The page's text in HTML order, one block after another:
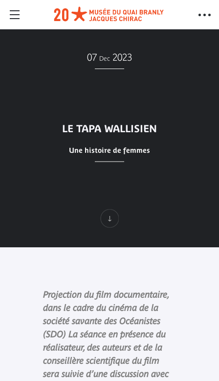
07 Dec 2023
LE TAPA WALLISIEN
Une histoire de femmes
Projection du film documentaire,
dans le cadre du cinéma de la
société savante des Océanistes
(SDO) La séance en présence du
réalisateur, des auteurs et de la
conseillère scientifique du film
sera suivie d’une discussion avec